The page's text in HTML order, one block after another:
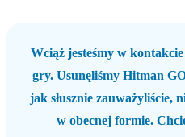
Wciąż jesteśmy w
gry. Usunęliśmy Hitman
jak słusznie zauważyliście,
w obecnej formie.